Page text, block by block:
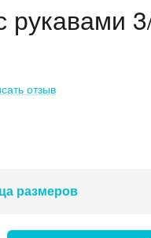
рукавами
отзыв
размеров